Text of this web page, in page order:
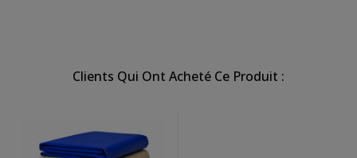
Clients Qui Ont Acheté Ce Produit :